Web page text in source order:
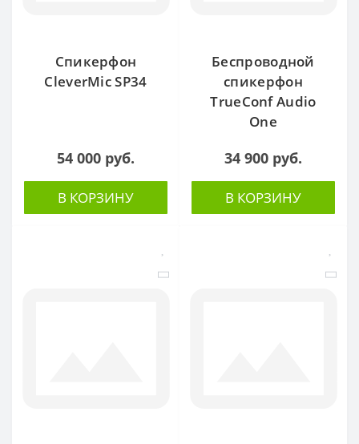
Спикерфон
CleverMic SP34
54 000 руб.
В КОРЗИНУ
Беспроводной
спикерфон
TrueConf Audio
One
34 900 руб.
В КОРЗИНУ